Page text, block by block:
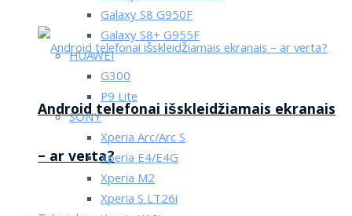
Android telefonai išskleidžiamais ekranais
– ar verta?
Galaxy S8 G950F
Galaxy S8+ G955F
HUAWEI
G300
P9 Lite
SONY
Xperia Arc/Arc S
Xperia E4/E4G
Xperia M2
Xperia S LT26i